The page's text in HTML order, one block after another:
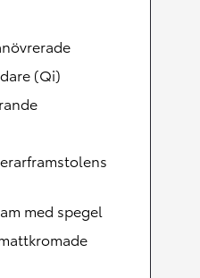
(Qi)
med spegel